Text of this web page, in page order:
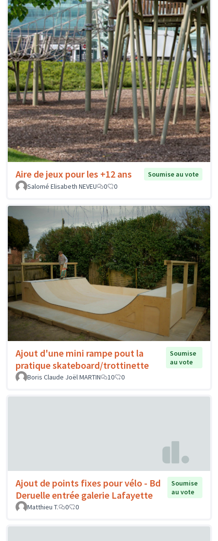
Aire de jeux pour les +12 ans
Soumise au vote
Salomé Elisabeth NEVEU
0 0
Ajout d'une mini rampe pout la
pratique skateboard/trottinette
Soumise
au vote
Boris Claude Joël MARTIN
10 0
Ajout de points fixes pour vélo - Bd
Deruelle entrée galerie Lafayette
Soumise
au vote
Matthieu T.
0 0